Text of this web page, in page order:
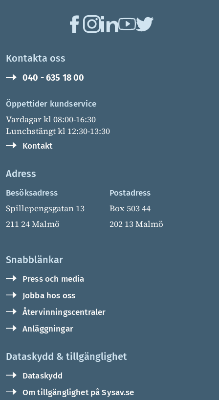
Kontakta oss
040 - 635 18 00
Öppettider kundservice
Vardagar kl 08:00-16:30
Lunchstängt kl 12:30-13:30
Kontakt
Adress
Besöksadress
Spillepengsgatan 13
211 24 Malmö
Postadress
Box 503 44
202 13 Malmö
Snabblänkar
Press och media
Jobba hos oss
Återvinningscentraler
Anläggningar
Dataskydd & tillgänglighet
Dataskydd
Om tillgänglighet på Sysav.se